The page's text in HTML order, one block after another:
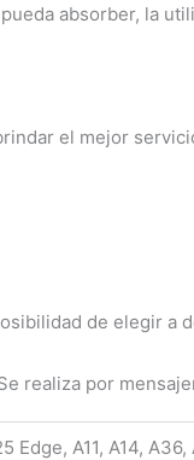
absorber, la
el mejor
de elegir a
realiza por
A11, A14,